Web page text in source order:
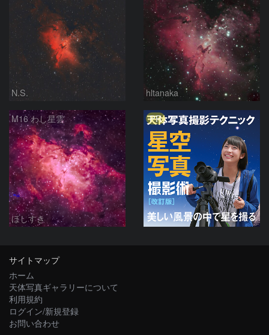
N.S. hltanaka
M16 わし星雲
ほしすき
PR
サイトマップ
ホーム
天体写真ギャラリーについて
利用規約
ログイン/新規登録
お問い合わせ